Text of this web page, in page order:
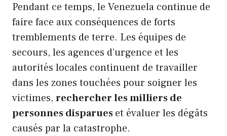
Pendant ce temps, le Venezuela continue de
faire face aux conséquences de forts
tremblements de terre. Les équipes de
secours, les agences d’urgence et les
autorités locales continuent de travailler
dans les zones touchées pour soigner les
victimes, rechercher les milliers de
personnes disparueset évaluer les dégâts
causés par la catastrophe.